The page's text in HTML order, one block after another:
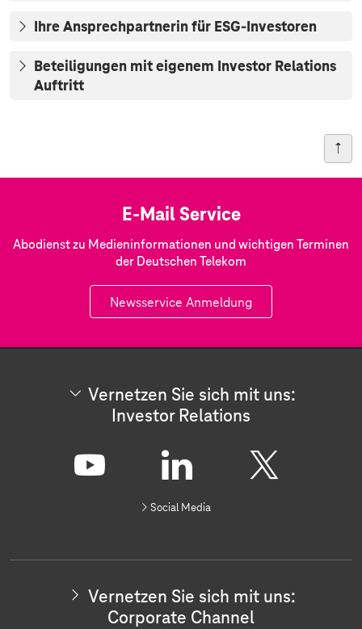
Ihre Ansprechpartnerin für ESG-Investoren
Beteiligungen mit eigenem Investor Relations
Auftritt
E-Mail Service
Abodienst zu Medieninformationen und wichtigen Terminen
der Deutschen Telekom
Newsservice Anmeldung
Vernetzen Sie sich mit uns:
Investor Relations
e
u
t
u
L
n
k
e
Social Media
Vernetzen Sie sich mit uns:
Corporate Channel